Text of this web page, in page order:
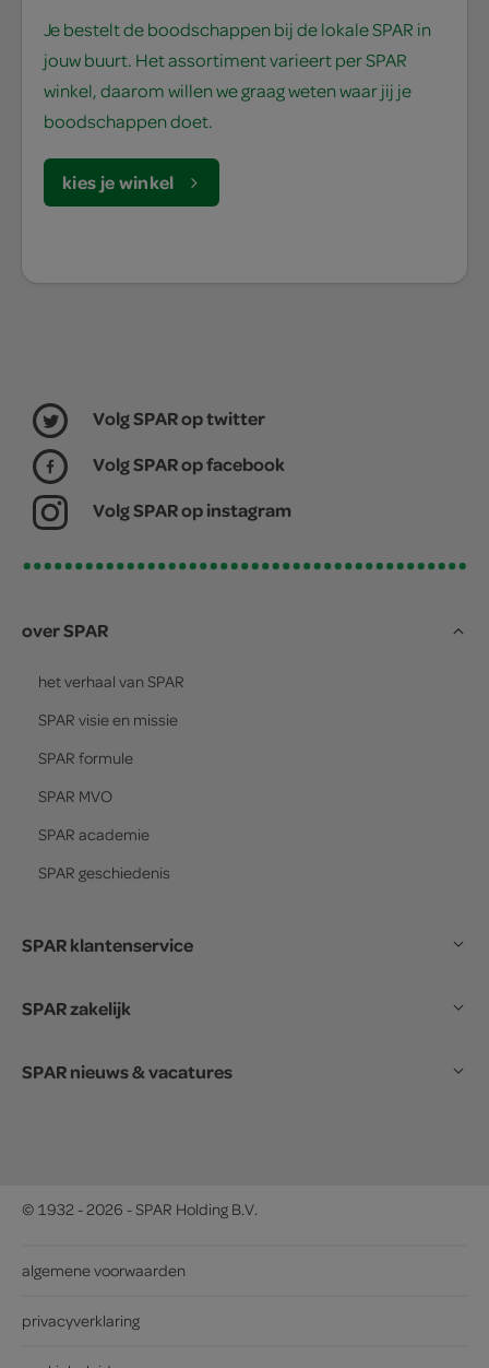
Je bestelt de boodschappen bij de lokale SPAR in
jouw buurt. Het assortiment varieert per SPAR
winkel, daarom willen we graag weten waar jij je
boodschappen doet.
kies je winkel
Volg SPAR op twitter
Volg SPAR op facebook
Volg SPAR op instagram
over SPAR
het verhaal van SPAR
SPAR visie en missie
SPAR formule
SPAR MVO
SPAR academie
SPAR geschiedenis
SPAR klantenservice
SPAR zakelijk
SPAR nieuws & vacatures
© 1932 - 2026 - SPAR Holding B.V.
algemene voorwaarden
privacyverklaring